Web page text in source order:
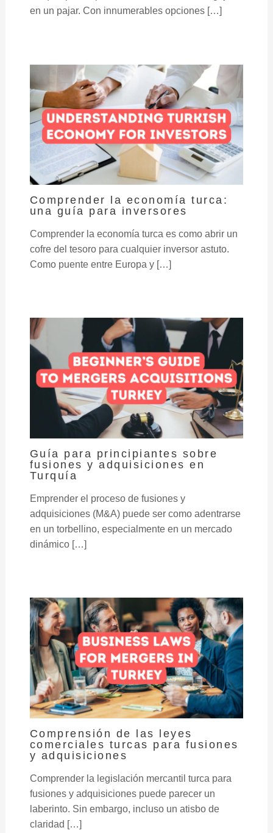
en un pajar. Con innumerables opciones […]
Comprender la economía turca:
una guía para inversores
Comprender la economía turca es como abrir un
cofre del tesoro para cualquier inversor astuto.
Como puente entre Europa y […]
Guía para principiantes sobre
fusiones y adquisiciones en
Turquía
Emprender el proceso de fusiones y
adquisiciones (M&A) puede ser como adentrarse
en un torbellino, especialmente en un mercado
dinámico […]
Comprensión de las leyes
comerciales turcas para fusiones
y adquisiciones
Comprender la legislación mercantil turca para
fusiones y adquisiciones puede parecer un
laberinto. Sin embargo, incluso un atisbo de
claridad […]